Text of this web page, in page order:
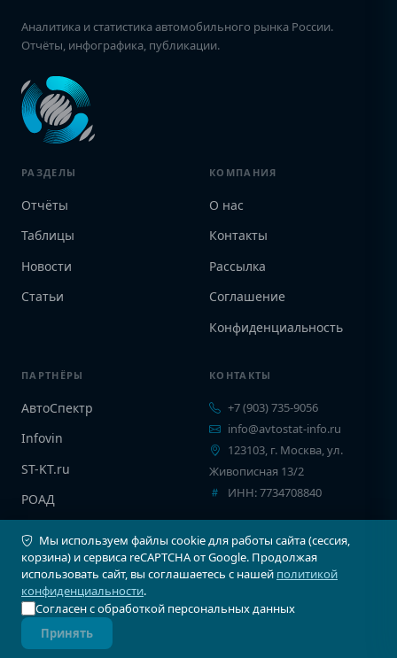
Аналитика и статистика автомобильного рынка России.
Отчёты, инфографика, публикации.
РАЗДЕЛЫ
Отчёты
Таблицы
Новости
Статьи
КОМПАНИЯ
О нас
Контакты
Рассылка
Соглашение
Конфиденциальность
ПАРТНЁРЫ
АвтоСпектр
Infovin
ST-KT.ru
РОАД
КОНТАКТЫ
+7 (903) 735-9056
info@avtostat-info.ru
123103, г. Москва, ул.
Живописная 13/2
ИНН: 7734708840
© 2026 Автостат Инфо. Все права защищены.
Карта сайтаСоглашение
Мы используем файлы cookie для работы сайта (сессия,
корзина) и сервиса reCAPTCHA от Google. Продолжая
использовать сайт, вы соглашаетесь с нашей политикой
конфиденциальности.
Согласен с обработкой персональных данных
Принять